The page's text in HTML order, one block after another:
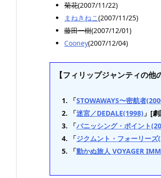
菊花(2007/11/22)
まねきねこ(2007/11/25)
藤田一樹(2007/12/01)
Cooney(2007/12/04)
【フィリップジャンティの
「STOWAWAYS〜密航者
「迷宮／DEDALE(1998) 」[
「バニッシング・ポイント
「ジクムント・フォーリーズ
「動かぬ旅人 VOYAGER